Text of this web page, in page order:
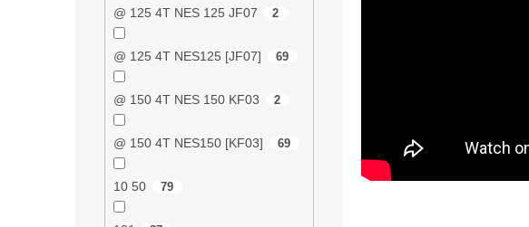
@ 125 4T NES 125 JF07 2
@ 125 4T NES125 [JF07] 69
@ 150 4T NES 150 KF03 2
@ 150 4T NES150 [KF03] 69
10 50 79